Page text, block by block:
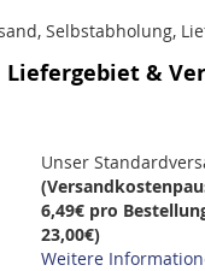
Selbstabholung,
&
Unser
6,49€ pro
23,00€)
Weitere